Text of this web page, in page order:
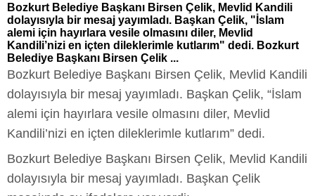
Bozkurt Belediye Başkanı Birsen Çelik, Mevlid Kandili
dolayısıyla bir mesaj yayımladı. Başkan Çelik, "İslam
alemi için hayırlara vesile olmasını diler, Mevlid
Kandili’nizi en içten dileklerimle kutlarım" dedi. Bozkurt
Belediye Başkanı Birsen Çelik ...
Bozkurt Belediye Başkanı Birsen Çelik, Mevlid Kandili
dolayısıyla bir mesaj yayımladı. Başkan Çelik, “İslam
alemi için hayırlara vesile olmasını diler, Mevlid
Kandili’nizi en içten dileklerimle kutlarım” dedi.
Bozkurt Belediye Başkanı Birsen Çelik, Mevlid Kandili
dolayısıyla bir mesaj yayımladı. Başkan Çelik